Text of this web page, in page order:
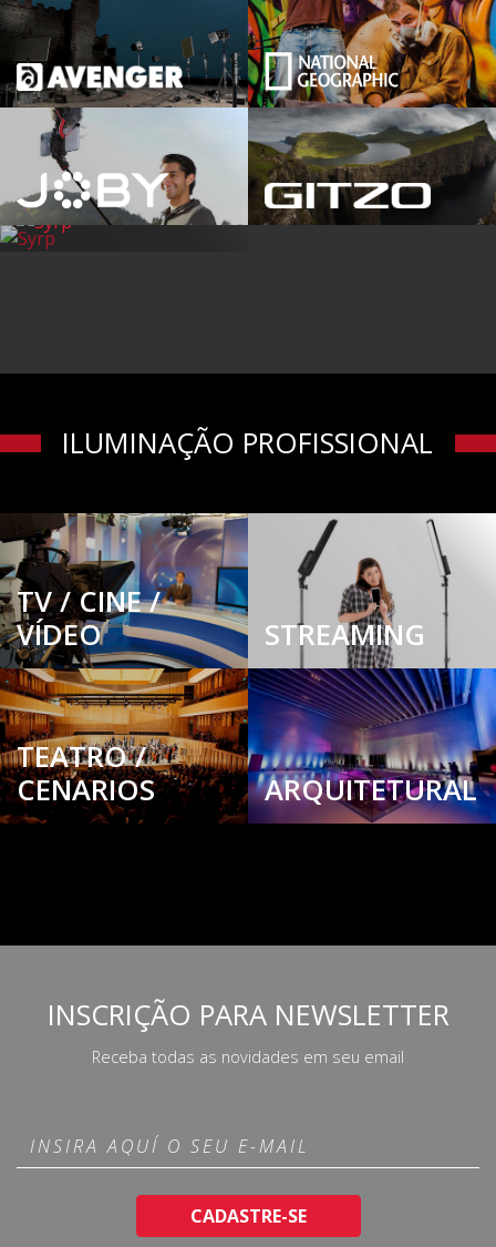
ILUMINAÇÃO PROFISSIONAL
TV / CINE /
VÍDEO
STREAMING
TEATRO /
CENARIOS
ARQUITETURAL
INSCRIÇÃO PARA NEWSLETTER
Receba todas as novidades em seu email
CADASTRE-SE